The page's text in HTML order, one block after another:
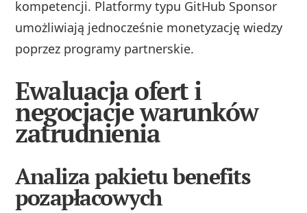
kompetencji. Platformy typu GitHub Sponsor
umożliwiają jednocześnie monetyzację wiedzy
poprzez programy partnerskie.
Ewaluacja ofert i
negocjacje warunków
zatrudnienia
Analiza pakietu benefits
pozapłacowych